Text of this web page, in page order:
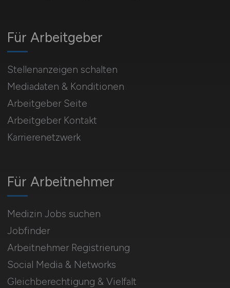
Für Arbeitnehmer
Medizin Jobs suchen
Jobfinder
Arbeitnehmer Registrierung
Social Media & Networks
Gleichberechtigung & Vielfalt
Für Arbeitgeber
Stellenanzeigen schalten
Mediadaten & Konditionen
Arbeitgeber Seite
Arbeitgeber Kontakt
Karrierenetzwerk